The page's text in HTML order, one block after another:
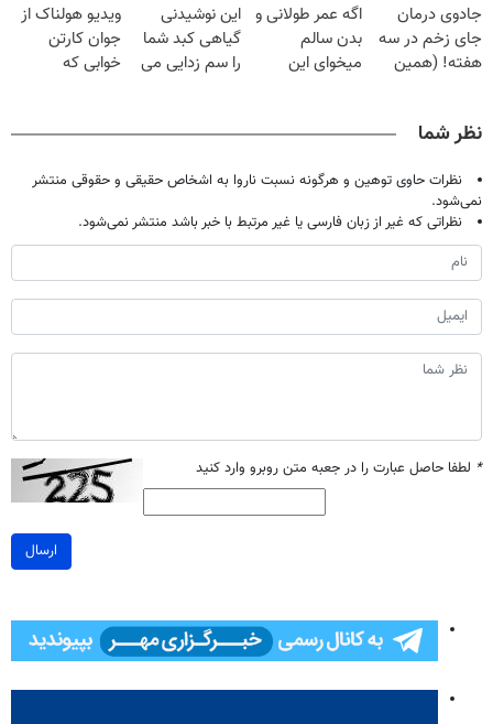
میلیون تومان!!!
خانگی
درمانش کرد؟؟؟؟
جادوی درمان
جای زخم در سه
هفته! (همین
اگه عمر طولانی و
بدن سالم
میخوای این
این نوشیدنی
گیاهی کبد شما
را سم زدایی می
ویدیو هولناک از
جوان کارتن
خوابی که
نظر شما
نظرات حاوی توهین و هرگونه نسبت ناروا به اشخاص حقیقی و حقوقی منتشر
نمی‌شود.
نظراتی که غیر از زبان فارسی یا غیر مرتبط با خبر باشد منتشر نمی‌شود.
* لطفا حاصل عبارت را در جعبه متن روبرو وارد کنید
ارسال